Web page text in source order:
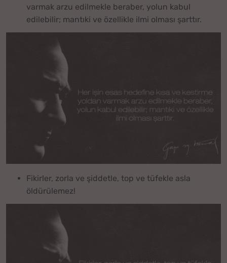
varmak arzu edilmekle beraber, yolun kabul
edilebilir; mantıki ve özellikle ilmi olması şarttır.
Fikirler, zorla ve şiddetle, top ve tüfekle asla
öldürülemez!